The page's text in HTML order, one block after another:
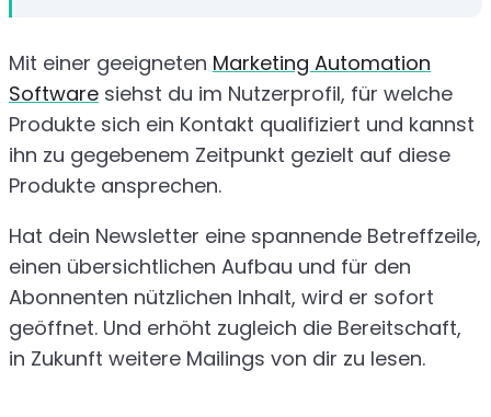
Mit einer geeigneten Marketing Automation
Software siehst du im Nutzerprofil, für welche
Produkte sich ein Kontakt qualifiziert und kannst
ihn zu gegebenem Zeitpunkt gezielt auf diese
Produkte ansprechen.
Hat dein Newsletter eine spannende Betreffzeile,
einen übersichtlichen Aufbau und für den
Abonnenten nützlichen Inhalt, wird er sofort
geöffnet. Und erhöht zugleich die Bereitschaft,
in Zukunft weitere Mailings von dir zu lesen.